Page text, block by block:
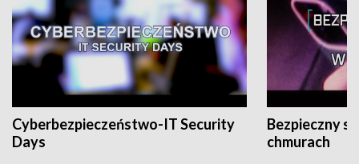
Cyberbezpieczeństwo-IT Security
Days
Bezpieczny
chmurach